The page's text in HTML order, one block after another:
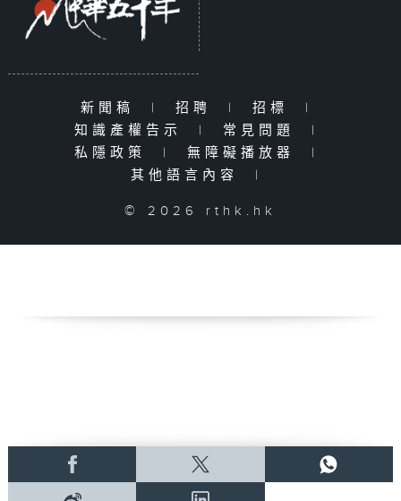
新聞稿 | 招聘 | 招標
|
知識產權告示
| 常見問題
|
私隱政策
| 無障礙播放器
|
其他語言內容
|
© 2026 rthk.hk